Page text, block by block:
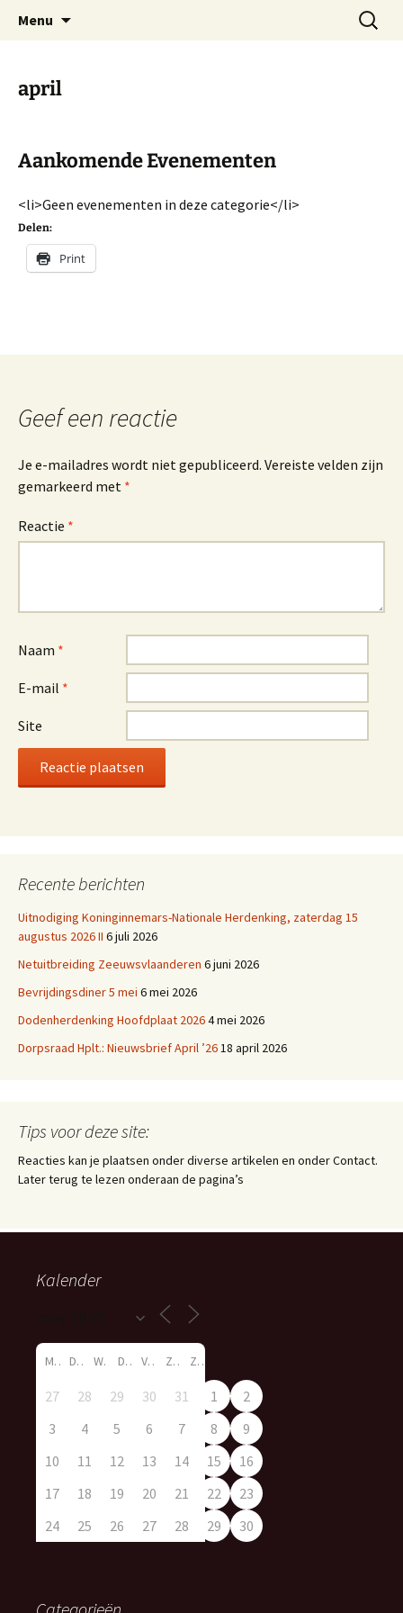
Hoofdplaat.com
Dorp achter de dijk
Menu
Zoeken
naar:
april
Aankomende Evenementen
<li>Geen evenementen in deze categorie</li>
Delen:
Print
Geef een reactie
Je e-mailadres wordt niet gepubliceerd. Vereiste velden zijn
gemarkeerd met *
Reactie *
Naam *
E-mail *
Site
Recente berichten
Uitnodiging Koninginnemars-Nationale Herdenking, zaterdag 15
augustus 2026 II 6 juli 2026
Netuitbreiding Zeeuwsvlaanderen 6 juni 2026
Bevrijdingsdiner 5 mei 6 mei 2026
Dodenherdenking Hoofdplaat 20264 mei 2026
Dorpsraad Hplt.: Nieuwsbrief April ’2618 april 2026
Tips voor deze site:
Reacties kan je plaatsen onder diverse artikelen en onder Contact.
Later terug te lezen onderaan de pagina’s
Kalender
M D W D V Z Z
27 28 29 30 31 1
2
3
4 5 6 7 8
9
10
11 12 13 14 15
16
17
18 19 20 21 22
23
24
25 26 27 28 29 30